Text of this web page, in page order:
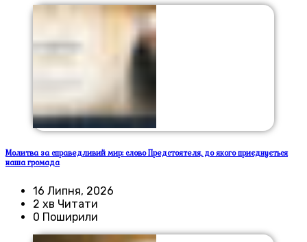
Молитва за справедливий мир: слово Предстоятеля, до якого приєднується
наша громада
16 Липня, 2026
2 хв Читати
0 Поширили